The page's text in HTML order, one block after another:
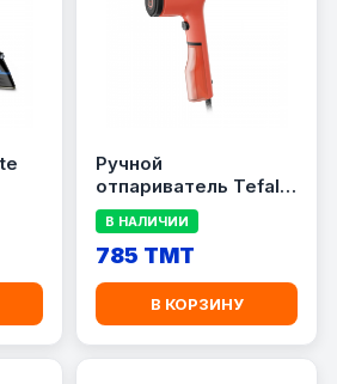
Ручной
отпариватель Tefal
Pure Pop DT2022E1
В НАЛИЧИИ
785 TMT
В КОРЗИНУ